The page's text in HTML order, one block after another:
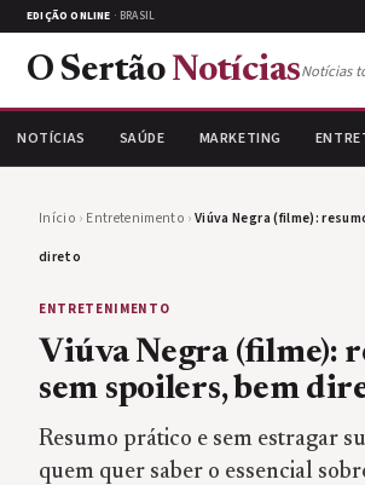
EDIÇÃO ONLINE · BRASIL
O Sertão NotíciasNotícias
NOTÍCIAS SAÚDE MARKETING
Início › Entretenimento ›Viúva Negra (filme):
direto
ENTRETENIMENTO
Viúva Negra (filme):
sem spoilers, bem
Resumo prático e sem estragar
quem quer saber o essencial